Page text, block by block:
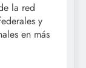
la red
y
en más